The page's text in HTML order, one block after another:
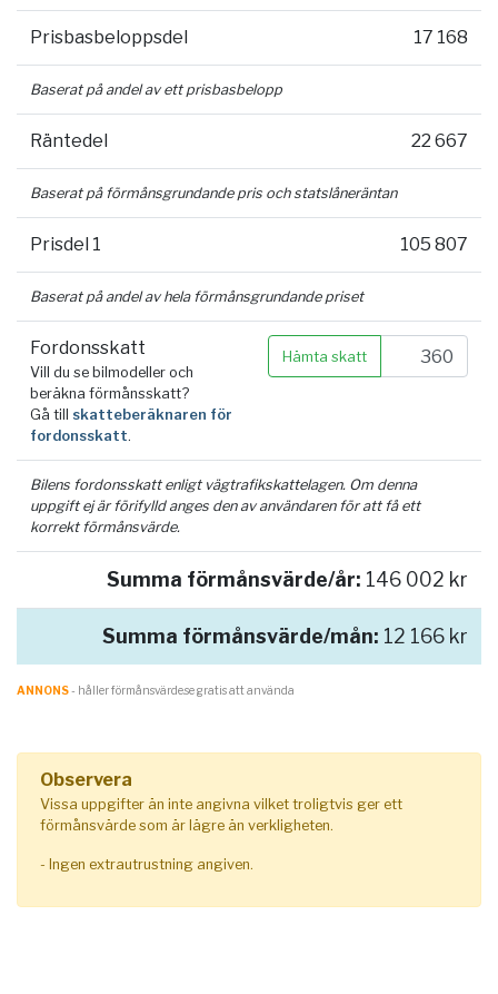
Prisbasbeloppsdel 17 168
Baserat på andel av ett prisbasbelopp
Räntedel 22 667
Baserat på förmånsgrundande pris och statslåneräntan
Prisdel 1 105 807
Baserat på andel av hela förmånsgrundande priset
Fordonsskatt
Vill du se bilmodeller och
beräkna förmånsskatt?
Gå till skatteberäknaren för
fordonsskatt.
Hämta skatt
Bilens fordonsskatt enligt vägtrafikskattelagen. Om denna
uppgift ej är förifylld anges den av användaren för att få ett
korrekt förmånsvärde.
Summa förmånsvärde/år: 146 002 kr
Summa förmånsvärde/mån: 12 166 kr
ANNONS- håller förmånsvärde.se gratis att använda
Observera
Vissa uppgifter än inte angivna vilket troligtvis ger ett
förmånsvärde som är lägre än verkligheten.
- Ingen extrautrustning angiven.